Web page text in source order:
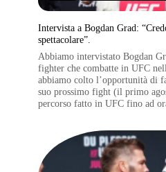
Intervista a Bogdan Grad:
spettacolare”.
Abbiamo intervistato Bogdan
fighter che combatte in UFC
abbiamo colto l’opportunità di
suo prossimo fight (il primo
percorso fatto in UFC fino ad